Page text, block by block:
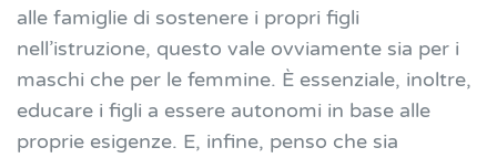
alle famiglie di sostenere i propri figli
nell’istruzione, questo vale ovviamente sia per i
maschi che per le femmine. È essenziale, inoltre,
educare i figli a essere autonomi in base alle
proprie esigenze. E, infine, penso che sia